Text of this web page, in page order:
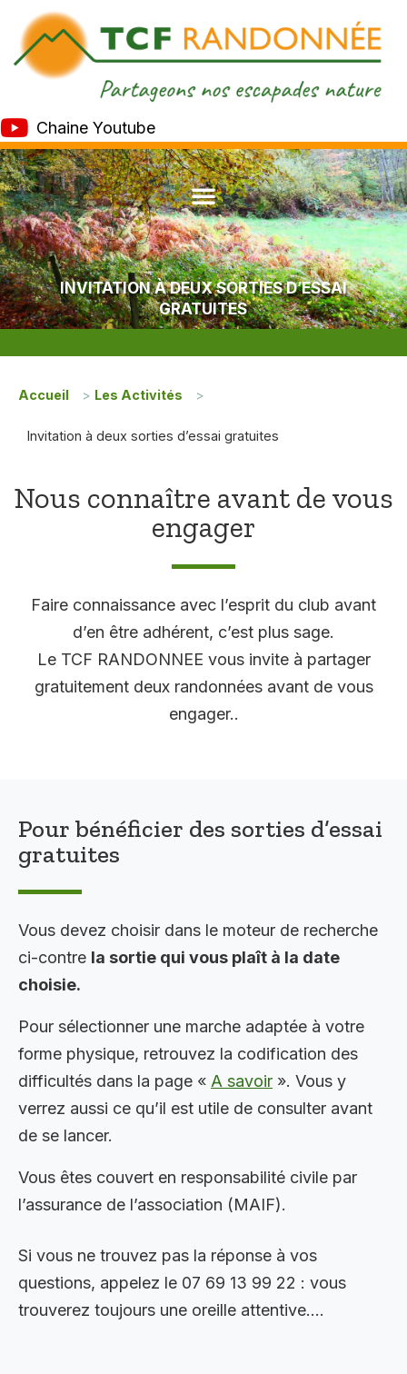
Chaine Youtube
INVITATION À DEUX SORTIES D’ESSAI
GRATUITES
Accueil > Les Activités >
Invitation à deux sorties d’essai gratuites
Nous connaître avant de vous
engager
Faire connaissance avec l’esprit du club avant
d’en être adhérent, c’est plus sage.
Le TCF RANDONNEE vous invite à partager
gratuitement deux randonnées avant de vous
engager..
Pour bénéficier des sorties d’essai
gratuites
Vous devez choisir dans le moteur de recherche
ci-contre la sortie qui vous plaît à la date
choisie.
Pour sélectionner une marche adaptée à votre
forme physique, retrouvez la codification des
difficultés dans la page « A savoir ». Vous y
verrez aussi ce qu’il est utile de consulter avant
de se lancer.
Vous êtes couvert en responsabilité civile par
l’assurance de l’association (MAIF).
Si vous ne trouvez pas la réponse à vos
questions, appelez le 07 69 13 99 22 : vous
trouverez toujours une oreille attentive….